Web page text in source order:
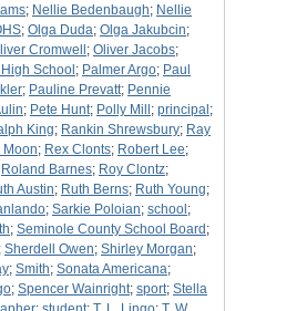
; Nellie Bedenbaugh; Nellie
; Olga Duda; Olga Jakubcin;
Cromwell ; Oliver Jacobs;
School ; Palmer Argo; Paul
; Pauline Prevatt; Pennie
; Pete Hunt; Polly Mill ; principal ;
King; Rankin Shrewsbury; Ray
Moon; Rex Clonts; Robert Lee;
Roland Barnes; Roy Clontz;
Austin; Ruth Berns; Ruth Young;
; Sarkie Poloian; school ;
; Seminole County School Board ;
; Sherdell Owen; Shirley Morgan;
; Smith; Sonata Americana;
; Spencer Wainright; sport; Stella